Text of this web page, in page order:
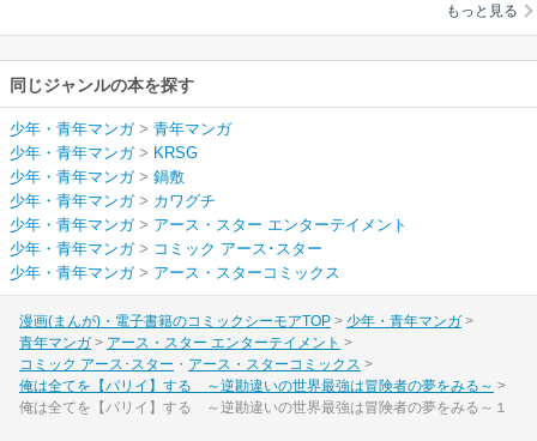
もっと見る
同じジャンルの本を探す
少年・青年マンガ> 青年マンガ
少年・青年マンガ> KRSG
少年・青年マンガ> 鍋敷
少年・青年マンガ> カワグチ
少年・青年マンガ> アース・スター エンターテイメント
少年・青年マンガ> コミック アース･スター
少年・青年マンガ> アース・スターコミックス
漫画(まんが)・電子書籍のコミックシーモアTOP
少年・青年マンガ
青年マンガ
アース・スター エンターテイメント
コミック アース･スター
アース・スターコミックス
俺は全てを【パリイ】する ～逆勘違いの世界最強は冒険者の夢をみる～
俺は全てを【パリイ】する ～逆勘違いの世界最強は冒険者の夢をみる～１